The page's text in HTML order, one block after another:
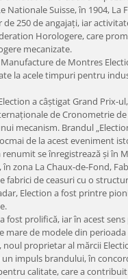
Nationale Suisse, în 1904, La
de 250 de angajaţi, iar
Horologere, care
mecanizate.
Manufacture de Montres
la acele timpuri pentru
a câştigat Grand Prix-
de Cronometrie de
mecanism. Brandul
de la acest eveniment
renumit se înregistrează şi în
zona La Chaux-de-Fond,
fabrici de ceasuri cu o
Election a fost printre
fost prolifică, iar în acest
mare de modele din perioada
noul proprietar al mărcii
impuls brandului, în
calitate, care a